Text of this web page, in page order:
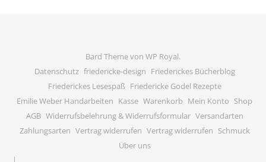
Bard Theme von WP Royal.
Datenschutz friedericke-design Friederickes Bücherblog
Friederickes Lesespaß Friedericke Godel Rezepte
Emilie Weber Handarbeiten Kasse Warenkorb Mein Konto Shop
AGB Widerrufsbelehrung & Widerrufsformular Versandarten
Zahlungsarten Vertrag widerrufen Vertrag widerrufen Schmuck
Über uns